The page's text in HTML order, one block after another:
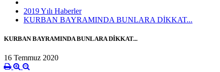
2019 Yılı Haberler
KURBAN BAYRAMINDA BUNLARA DİKKAT...
KURBAN BAYRAMINDA BUNLARA DİKKAT...
16 Temmuz 2020